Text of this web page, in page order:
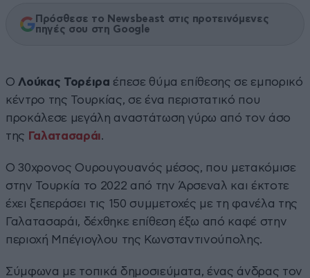
Πρόσθεσε το Newsbeast στις προτεινόμενες
πηγές σου στη Google
Ο Λούκας Τορέιρα έπεσε θύμα επίθεσης σε εμπορικό
κέντρο της Τουρκίας, σε ένα περιστατικό που
προκάλεσε μεγάλη αναστάτωση γύρω από τον άσο
της Γαλατασαράι.
Ο 30χρονος Ουρουγουανός μέσος, που μετακόμισε
στην Τουρκία το 2022 από την Άρσεναλ και έκτοτε
έχει ξεπεράσει τις 150 συμμετοχές με τη φανέλα της
Γαλατασαράι, δέχθηκε επίθεση έξω από καφέ στην
περιοχή Μπέγιογλου της Κωνσταντινούπολης.
Σύμφωνα με τοπικά δημοσιεύματα, ένας άνδρας τον